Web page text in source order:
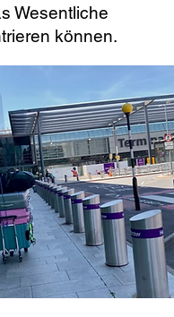
Wesentliche
können.